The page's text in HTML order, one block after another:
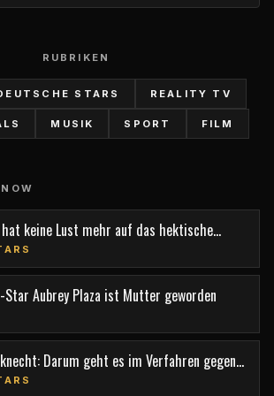
RUBRIKEN
STARS REALITY TV
MUSIK SPORT FILM
keine Lust mehr auf das hektische
Aubrey Plaza ist Mutter geworden
Darum geht es im Verfahren gegen